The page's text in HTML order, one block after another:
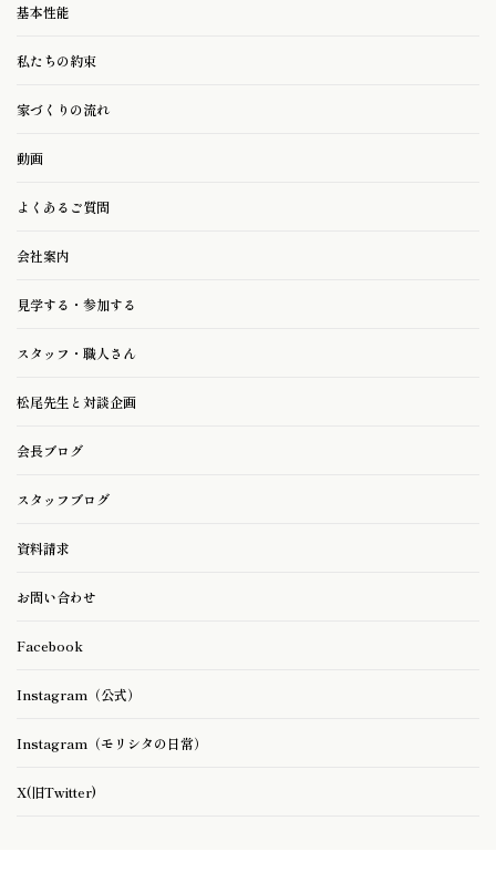
基本性能
私たちの約束
家づくりの流れ
動画
よくあるご質問
会社案内
見学する・参加する
スタッフ・職人さん
松尾先生と対談企画
会長ブログ
スタッフブログ
資料請求
お問い合わせ
Facebook
Instagram（公式）
Instagram（モリシタの日常）
X(旧Twitter)